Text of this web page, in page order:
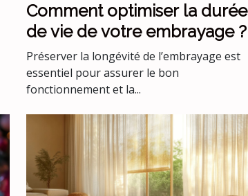
Comment optimiser la durée
de vie de votre embrayage ?
Préserver la longévité de l’embrayage est
essentiel pour assurer le bon
fonctionnement et la...